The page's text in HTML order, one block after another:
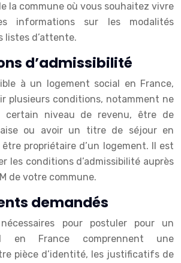
la commune où vous souhaitez vivre
informations sur les modalités
listes d’attente.
d’admissibilité
à un logement social en France,
plusieurs conditions, notamment ne
certain niveau de revenu, être de
ou avoir un titre de séjour en
propriétaire d’un logement. Il est
les conditions d’admissibilité auprès
de votre commune.
demandés
pour postuler pour un
en France comprennent une
pièce d’identité, les justificatifs de